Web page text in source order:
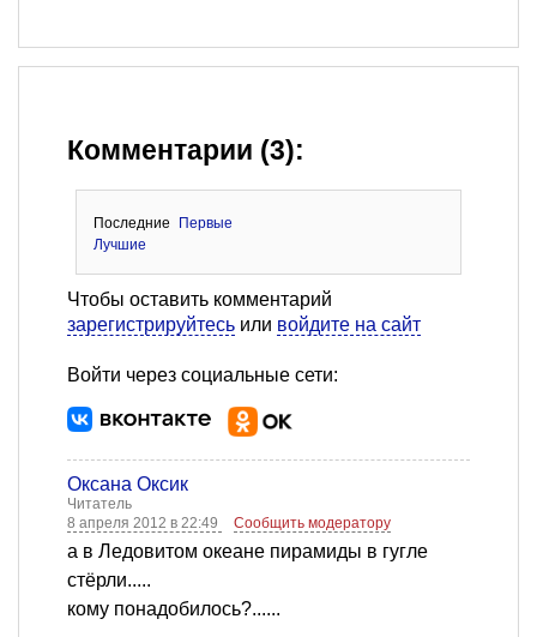
Комментарии (3):
Последние
Первые
Лучшие
Чтобы оставить комментарий
зарегистрируйтесь или войдите на сайт
Войти через социальные сети:
Оксана Оксик
Читатель
8 апреля 2012 в 22:49
Сообщить модератору
а в Ледовитом океане пирамиды в гугле
стёрли.....
кому понадобилось?......